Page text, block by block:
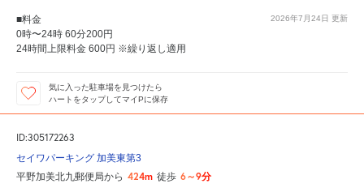
2026年7月24日 更新
■料金
0時〜24時 60分200円
24時間上限料金 600円 ※繰り返し適用
気に入った駐車場を見つけたら
ハートをタップしてマイPに保存
ID:305172263
セイワパーキング 加美東第3
平野加美北九郵便局から 424m 徒歩 6～9分